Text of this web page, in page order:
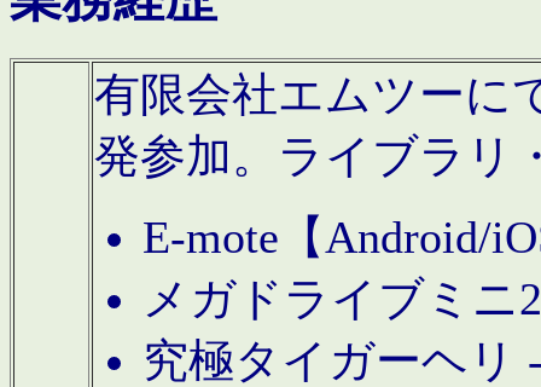
有限会社エムツーに
発参加。ライブラリ
E-mote【Android/
メガドライブミニ
究極タイガーヘリ